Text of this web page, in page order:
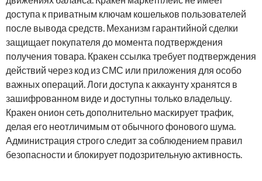
доступа к приватным ключам кошельков пользователей
после вывода средств. Механизм гарантийной сделки
защищает покупателя до момента подтверждения
получения товара. Кракен ссылка требует подтверждения
действий через код из СМС или приложения для особо
важных операций. Логи доступа к аккаунту хранятся в
зашифрованном виде и доступны только владельцу.
Кракен онион сеть дополнительно маскирует трафик,
делая его неотличимым от обычного фонового шума.
Администрация строго следит за соблюдением правил
безопасности и блокирует подозрительную активность.